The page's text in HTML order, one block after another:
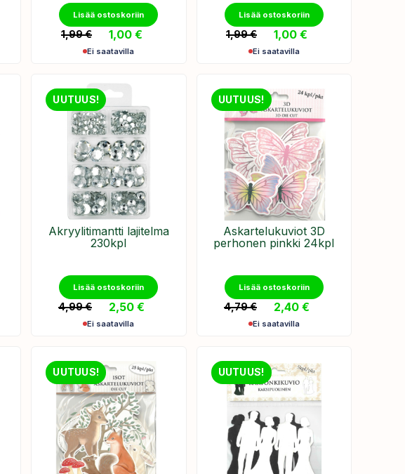
Lisää ostoskoriin
1,99€ 1,00 €
Ei saatavilla
Lisää ostoskoriin
1,99€ 1,00€
Ei saatavilla
UUTUUS!
Akryylitimantti lajitelma
230kpl
Lisää ostoskoriin
4,99€ 2,50€
Ei saatavilla
UUTUUS!
Askartelukuviot 3D
perhonen pinkki 24kpl
Lisää ostoskoriin
4,79€ 2,40€
Ei saatavilla
UUTUUS! UUTUUS!